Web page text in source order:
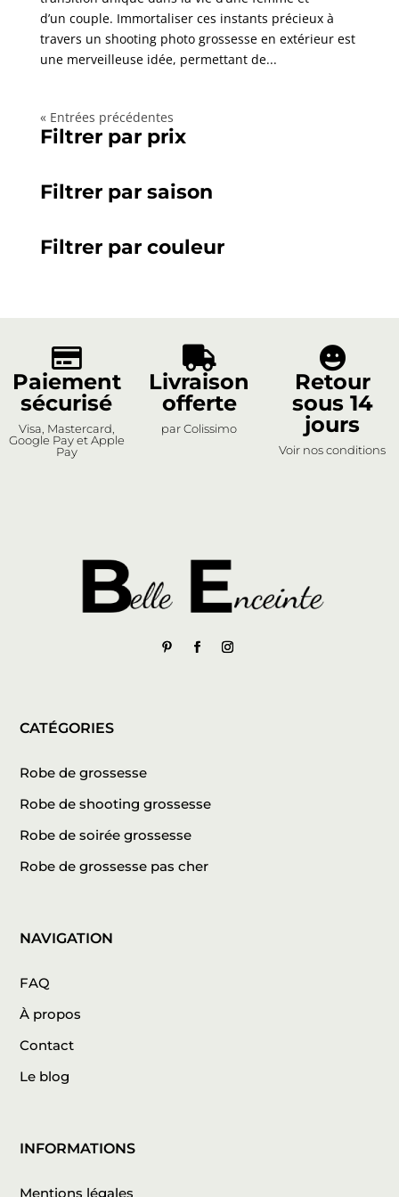
d’un couple. Immortaliser ces instants précieux à
travers un shooting photo grossesse en extérieur est
une merveilleuse idée, permettant de...
« Entrées précédentes
Filtrer par prix
Filtrer par saison
Filtrer par couleur

Paiement
sécurisé
Visa, Mastercard,
Google Pay et Apple
Pay

Livraison
offerte
par Colissimo

Retour
sous 14
jours
Voir nos conditions
CATÉGORIES
Robe de grossesse
Robe de shooting grossesse
Robe de soirée grossesse
Robe de grossesse pas cher
NAVIGATION
FAQ
À propos
Contact
Le blog
INFORMATIONS
Mentions légales